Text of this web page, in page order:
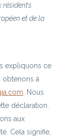
résidents
et de la
expliquons ce
obtenons à
. Nous
déclaration.
aux
Cela signifie,